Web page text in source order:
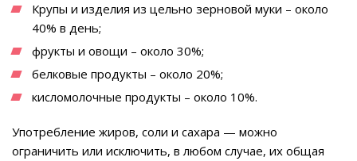
Крупы и изделия из цельно зерновой муки – около
40% в день;
фрукты и овощи – около 30%;
белковые продукты – около 20%;
кисломолочные продукты – около 10%.
Употребление жиров, соли и сахара — можно
ограничить или исключить, в любом случае, их общая